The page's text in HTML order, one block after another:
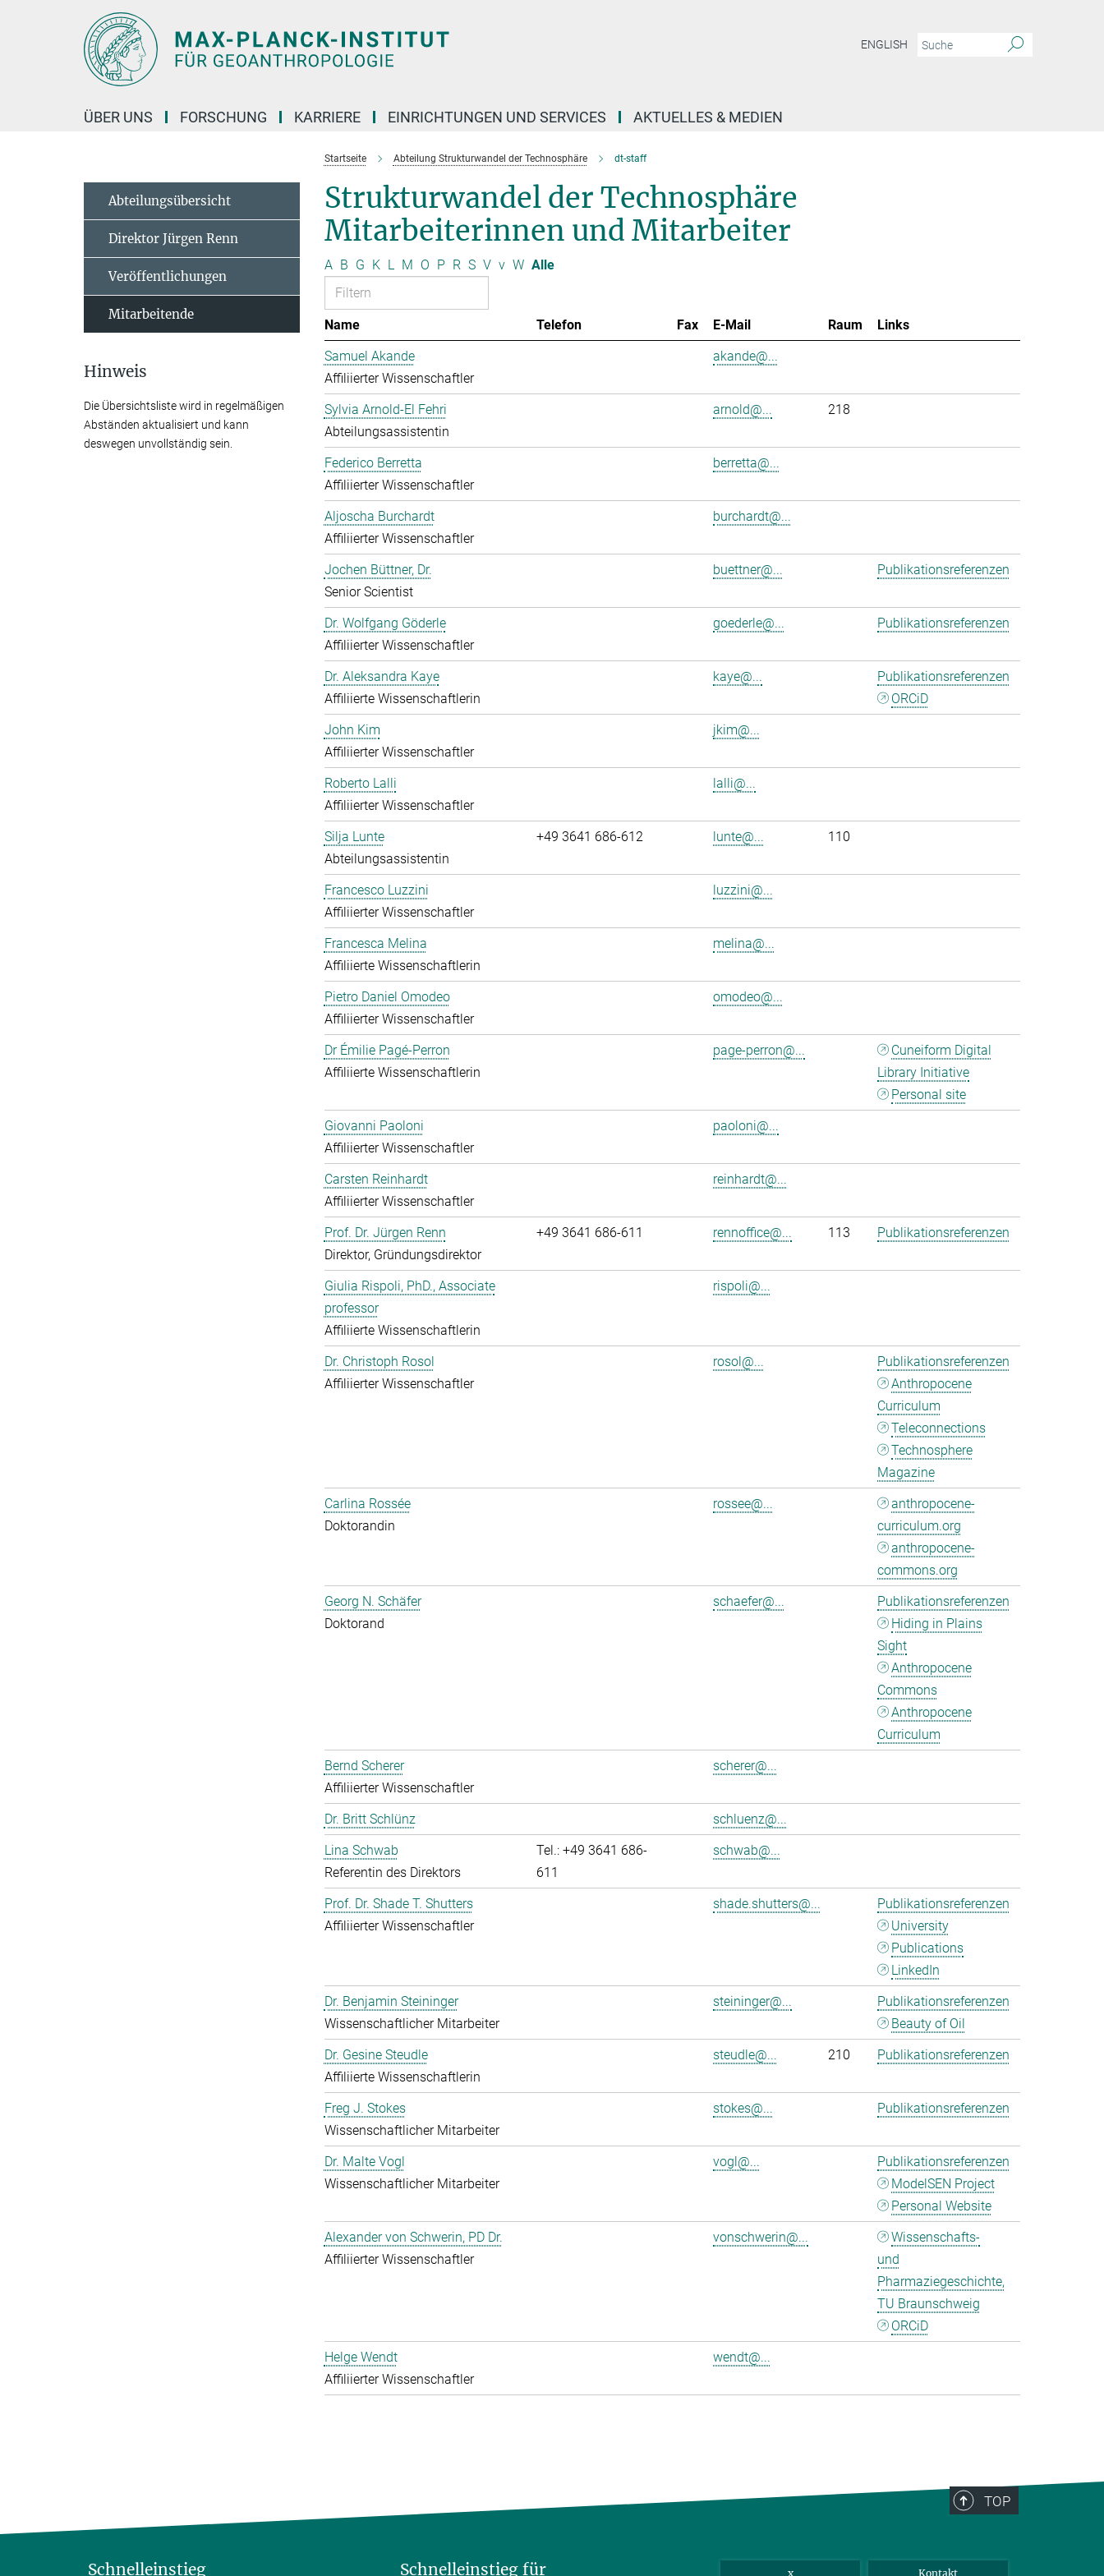
ENGLISH
ÜBER UNS FORSCHUNG KARRIERE EINRICHTUNGEN UND SERVICES AKTUELLES & MEDIEN
Startseite Abteilung Strukturwandel der Technosphäre dt-staff
Strukturwandel der Technosphäre
Mitarbeiterinnen und Mitarbeiter
A B G K L M O P R S V v W Alle
Name Telefon Fax E-Mail Raum
Links
Samuel Akande
Affiliierter Wissenschaftler
akande@...
Sylvia Arnold-El Fehri
Abteilungsassistentin
arnold@... 218
Federico Berretta
Affiliierter Wissenschaftler
berretta@...
Aljoscha Burchardt
Affiliierter Wissenschaftler
burchardt@...
Jochen Büttner, Dr.
Senior Scientist
buettner@... Publikationsreferenzen
Dr. Wolfgang Göderle
Affiliierter Wissenschaftler
goederle@... Publikationsreferenzen
Dr. Aleksandra Kaye
Affiliierte Wissenschaftlerin
kaye@...
Publikationsreferenzen
ORCiD
John Kim
Affiliierter Wissenschaftler
jkim@...
Roberto Lalli
Affiliierter Wissenschaftler
lalli@...
Silja Lunte
Abteilungsassistentin
+49 3641 686-612 lunte@... 110
Francesco Luzzini
Affiliierter Wissenschaftler
luzzini@...
Francesca Melina
Affiliierte Wissenschaftlerin
melina@...
Pietro Daniel Omodeo
Affiliierter Wissenschaftler
omodeo@...
Dr Émilie Pagé-Perron
Affiliierte Wissenschaftlerin
page-perron@...
Cuneiform Digital
Library Initiative
Personal site
Giovanni Paoloni
Affiliierter Wissenschaftler
paoloni@...
Carsten Reinhardt
Affiliierter Wissenschaftler
reinhardt@...
Prof. Dr. Jürgen Renn
Direktor, Gründungsdirektor
+49 3641 686-611 rennoffice@... 113 Publikationsreferenzen
Giulia Rispoli, PhD., Associate
professor
Affiliierte Wissenschaftlerin
rispoli@...
Dr. Christoph Rosol
Affiliierter Wissenschaftler
rosol@...
Publikationsreferenzen
Anthropocene
Curriculum
Teleconnections
Technosphere
Magazine
Carlina Rossée
Doktorandin
rossee@...
anthropocene-
curriculum.org
anthropocene-
commons.org
Georg N. Schäfer
Doktorand
schaefer@...
Publikationsreferenzen
Hiding in Plains
Sight
Anthropocene
Commons
Anthropocene
Curriculum
Bernd Scherer
Affiliierter Wissenschaftler
scherer@...
Dr. Britt Schlünz
schluenz@...
Lina Schwab
Referentin des Direktors
Tel.: +49 3641 686-
611
schwab@...
Prof. Dr. Shade T. Shutters
Affiliierter Wissenschaftler
shade.shutters@...
Publikationsreferenzen
University
Publications
LinkedIn
Dr. Benjamin Steininger
Wissenschaftlicher Mitarbeiter
steininger@...
Publikationsreferenzen
Beauty of Oil
Dr. Gesine Steudle
Affiliierte Wissenschaftlerin
steudle@... 210 Publikationsreferenzen
Freg J. Stokes
Wissenschaftlicher Mitarbeiter
stokes@... Publikationsreferenzen
Dr. Malte Vogl
Wissenschaftlicher Mitarbeiter
vogl@...
Publikationsreferenzen
ModelSEN Project
Personal Website
Alexander von Schwerin, PD Dr.
Affiliierter Wissenschaftler
vonschwerin@...
Wissenschafts-
und
Pharmaziegeschichte,
TU Braunschweig
ORCiD
Helge Wendt
Affiliierter Wissenschaftler
wendt@...
Abteilungsübersicht
Direktor Jürgen Renn
Veröffentlichungen
Mitarbeitende
Hinweis
Die Übersichtsliste wird in regelmäßigen
Abständen aktualisiert und kann
deswegen unvollständig sein.
TOP
Schnelleinstieg Schnelleinstieg für x Kontakt